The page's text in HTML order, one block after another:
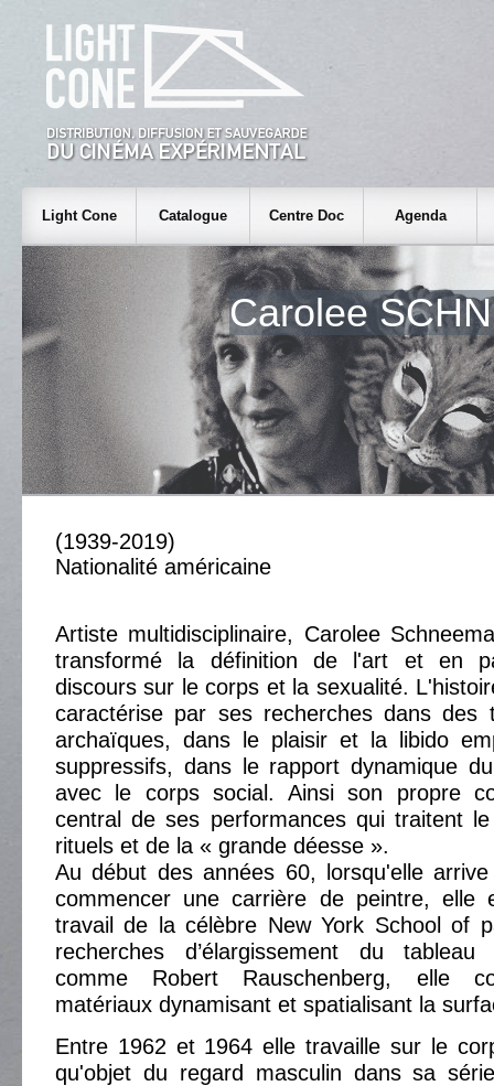
Light Cone Catalogue Centre Doc Agenda
Carolee
(1939-2019)
Nationalité américaine
Artiste multidisciplinaire, Carolee
transformé la définition de l'art et en
discours sur le corps et la sexualité.
caractérise par ses recherches dans des
archaïques, dans le plaisir et la libido
suppressifs, dans le rapport dynamique
avec le corps social. Ainsi son propre
central de ses performances qui traitent
rituels et de la « grande déesse ».
Au début des années 60, lorsqu'elle
commencer une carrière de peintre, elle
travail de la célèbre New York School of
recherches d’élargissement du tableau
comme Robert Rauschenberg, elle
matériaux dynamisant et spatialisant la
Entre 1962 et 1964 elle travaille sur le
qu'objet du regard masculin dans sa